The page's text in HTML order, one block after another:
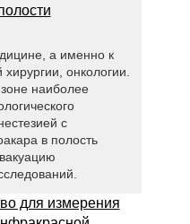
а именно к
онкологии.
наиболее
с
в полость
для измерения